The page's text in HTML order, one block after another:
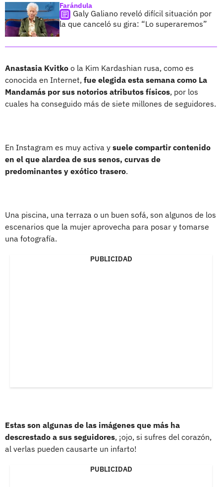
Farándula
Galy Galiano reveló difícil situación por
la que canceló su gira: “Lo superaremos”
Anastasia Kvitko o la Kim Kardashian rusa, como es
conocida en Internet, fue elegida esta semana como La
Mandamás por sus notorios atributos físicos, por los
cuales ha conseguido más de siete millones de seguidores.
En Instagram es muy activa y suele compartir contenido
en el que alardea de sus senos, curvas de
predominantes y exótico trasero.
Una piscina, una terraza o un buen sofá, son algunos de los
escenarios que la mujer aprovecha para posar y tomarse
una fotografía.
PUBLICIDAD
Estas son algunas de las imágenes que más ha
descrestado a sus seguidores, ¡ojo, si sufres del corazón,
al verlas pueden causarte un infarto!
PUBLICIDAD